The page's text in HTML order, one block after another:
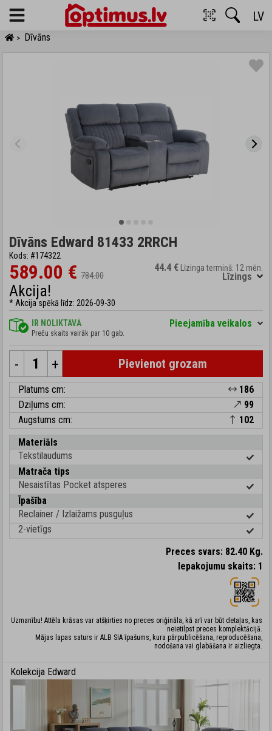
Menu LV
> Dīvāns
Dīvāns Edward 81433 2RRCH
Kods: #174322
589.00 € 784.00
Akcija!
* Akcija spēkā līdz: 2026-09-30
44.4 € Līzinga termiņš: 12 mēn.
Līzings
IR NOLIKTAVĀ
Preču skaits vairāk par 10 gab.
Pieejamība veikalos
- + Pievienot grozam
Platums cm:
186
Dziļums cm:
99
Augstums cm:
102
Materiāls
Tekstilaudums
Matrača tips
Nesaistītas Pocket atsperes
Īpašība
Reclainer / Izlaižams pusguļus
2-vietīgs
Preces svars: 82.40 Kg.
Iepakojumu skaits: 1
Uzmanību! Attēla krāsas var atšķirties no preces oriģināla, kā arī var būt detaļas, kas
neietilpst preces komplektācijā.
Mājas lapas saturs ir ALB SIA īpašums, kura pārpublicēšana, reproducēšana,
nodošana vai glabāšana ir aizliegta.
Kolekcija Edward